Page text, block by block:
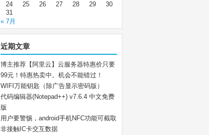
24
25 26 27 28 29
30
31
« 7月
近期文章
博主推荐【阿里云】云服务器特惠价只要
99元！特惠热卖中。机会不能错过！
WIFI万能钥匙（除广告显示密码版）
代码编辑器(Notepad++) v7.6.4 中文免费
版
用户要警惕，android手机NFC功能可截取
非接触IC卡交互数据